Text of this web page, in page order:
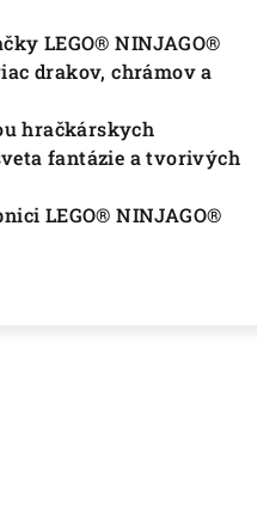
LEGO® NINJAGO®
drakov, chrámov a
hračkárskych
fantázie a tvorivých
LEGO® NINJAGO®